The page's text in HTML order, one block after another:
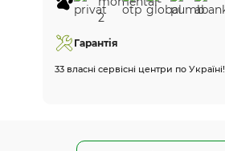
Гарантія
33 власні сервісні центри по Україні!